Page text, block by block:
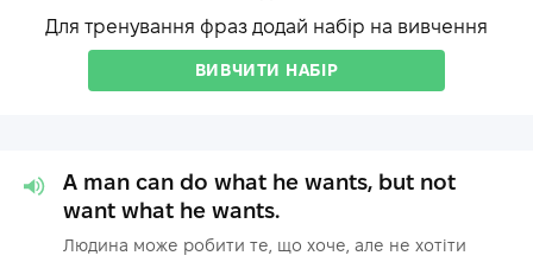
Для тренування фраз додай набір на вивчення
ВИВЧИТИ НАБІР
A man can do what he wants, but not
want what he wants.
Людина може робити те, що хоче, але не хотіти